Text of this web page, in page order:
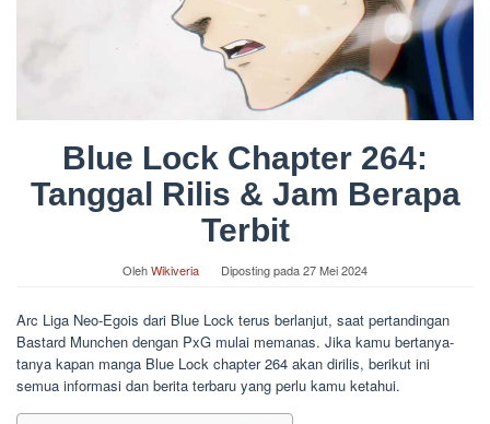
Blue Lock Chapter 264:
Tanggal Rilis & Jam Berapa
Terbit
OlehWikiveria Diposting pada27 Mei 2024
Arc Liga Neo-Egois dari Blue Lock terus berlanjut, saat pertandingan
Bastard Munchen dengan PxG mulai memanas. Jika kamu bertanya-
tanya kapan manga Blue Lock chapter 264 akan dirilis, berikut ini
semua informasi dan berita terbaru yang perlu kamu ketahui.